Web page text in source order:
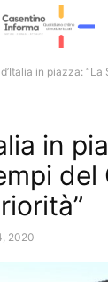
in piazza:
in
del
2020